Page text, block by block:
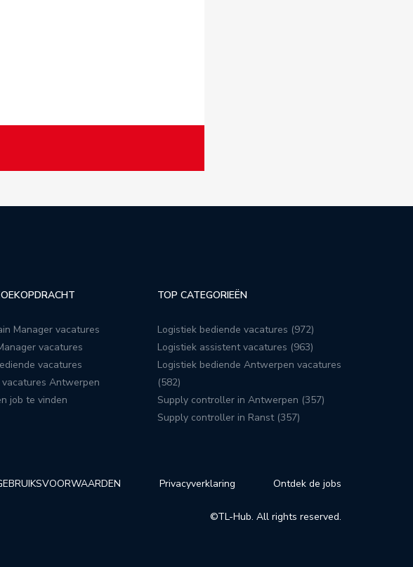
Manager vacatures
vacatures
vacatures
vacatures Antwerpen
job te vinden
TOP CATEGORIEËN
Logistiek bediende vacatures (972)
Logistiek assistent vacatures (963)
Logistiek bediende Antwerpen vacatures
(582)
Supply controller in Antwerpen (357)
Supply controller in Ranst (357)
Privacyverklaring Ontdek de jobs
©TL-Hub. All rights reserved.